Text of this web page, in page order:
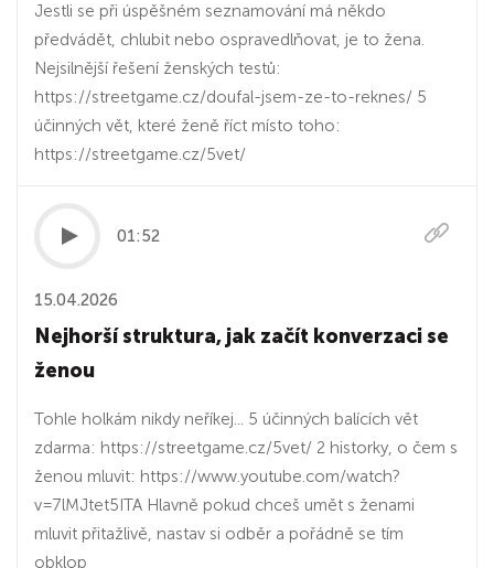
Jestli se při úspěšném seznamování má někdo
předvádět, chlubit nebo ospravedlňovat, je to žena.
Nejsilnější řešení ženských testů:
https://streetgame.cz/doufal-jsem-ze-to-reknes/ 5
účinných vět, které ženě říct místo toho:
https://streetgame.cz/5vet/
01:52
15.04.2026
Nejhorší struktura, jak začít konverzaci se
ženou
Tohle holkám nikdy neříkej... 5 účinných balících vět
zdarma: https://streetgame.cz/5vet/ 2 historky, o čem s
ženou mluvit: https://www.youtube.com/watch?
v=7lMJtet5ITA Hlavně pokud chceš umět s ženami
mluvit přitažlivě, nastav si odběr a pořádně se tím
obklop